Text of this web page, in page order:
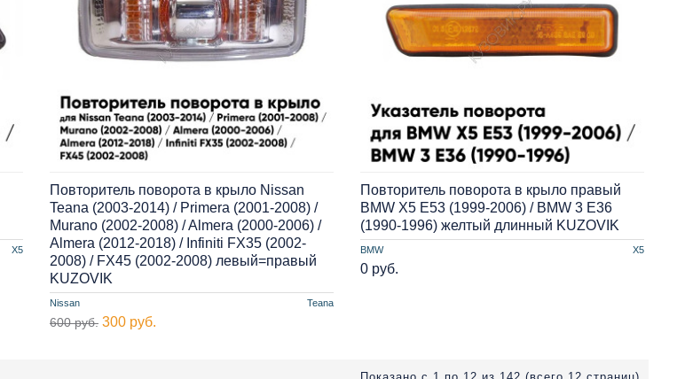
X5
Nissan Teana
Повторитель поворота в крыло Nissan
Teana (2003-2014) / Primera (2001-2008) /
Murano (2002-2008) / Almera (2000-2006) /
Almera (2012-2018) / Infiniti FX35 (2002-
2008) / FX45 (2002-2008) левый=правый
KUZOVIK
600 руб. 300 руб.
BMW X5
Повторитель поворота в крыло правый
BMW X5 E53 (1999-2006) / BMW 3 E36
(1990-1996) желтый длинный KUZOVIK
0 руб.